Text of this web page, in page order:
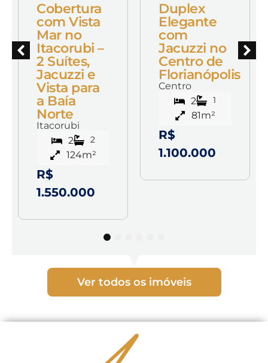
Cobertura
com Vista
Mar no
Itacorubi –
2 Suítes,
Jacuzzi e
Vista para
a Baía
Norte
Itacorubi
2
2
124m²
R$
1.550.000
Duplex
Elegante
com
Jacuzzi no
Centro de
Florianópolis
Centro
2
1
81m²
R$
1.100.000
4
Ver todos os imóveis